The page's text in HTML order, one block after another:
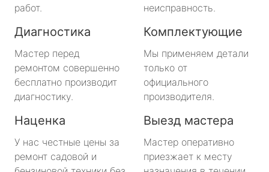
работ.
неисправность.
Диагностика
Мастер перед
ремонтом совершенно
бесплатно производит
диагностику.
Комплектующие
Мы применяем детали
только от
официального
производителя.
Наценка
У нас честные цены за
ремонт садовой и
Выезд мастера
Мастер оперативно
приезжает к месту